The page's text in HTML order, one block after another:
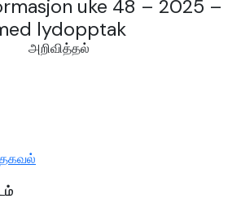
uke 48 – 2025 –
lydopptak
அறிவித்தல்